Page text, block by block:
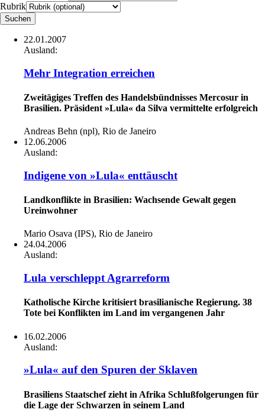
Rubrik
22.01.2007
Ausland:
Mehr Integration erreichen
Zweitägiges Treffen des Handelsbündnisses Mercosur in
Brasilien. Präsident »Lula« da Silva vermittelte erfolgreich
Andreas Behn (npl), Rio de Janeiro
12.06.2006
Ausland:
Indigene von »Lula« enttäuscht
Landkonflikte in Brasilien: Wachsende Gewalt gegen
Ureinwohner
Mario Osava (IPS), Rio de Janeiro
24.04.2006
Ausland:
Lula verschleppt Agrarreform
Katholische Kirche kritisiert brasilianische Regierung. 38
Tote bei Konflikten im Land im vergangenen Jahr
16.02.2006
Ausland:
»Lula« auf den Spuren der Sklaven
Brasiliens Staatschef zieht in Afrika Schlußfolgerungen für
die Lage der Schwarzen in seinem Land